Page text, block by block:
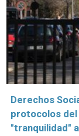
Derechos
protocolos del
"tranquilidad"